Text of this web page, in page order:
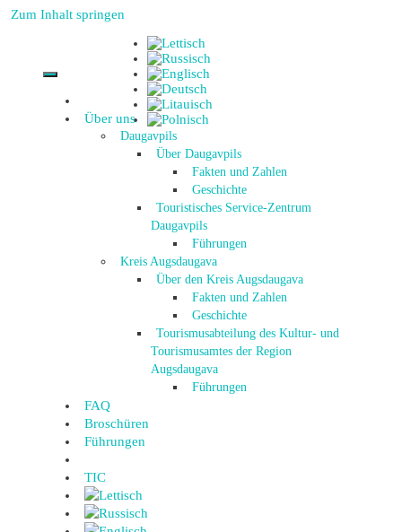
Zum Inhalt springen
Über uns
Daugavpils
Über Daugavpils
Fakten und Zahlen
Geschichte
Touristisches Service-Zentrum
Daugavpils
Führungen
Kreis Augsdaugava
Über den Kreis Augsdaugava
Fakten und Zahlen
Geschichte
Tourismusabteilung des Kultur- und
Tourismusamtes der Region
Augsdaugava
Führungen
FAQ
Broschüren
Führungen
TIC